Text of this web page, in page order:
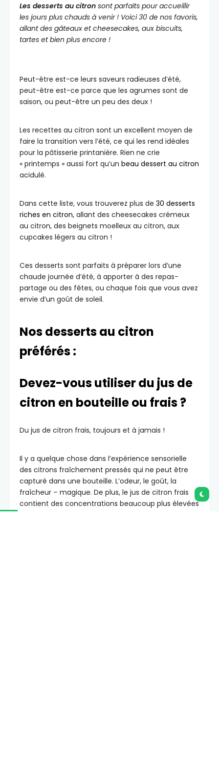
Les desserts au citron sont parfaits pour accueillir
les jours plus chauds à venir ! Voici 30 de nos favoris,
allant des gâteaux et cheesecakes, aux biscuits,
tartes et bien plus encore !
Peut-être est-ce leurs saveurs radieuses d’été,
peut-être est-ce parce que les agrumes sont de
saison, ou peut-être un peu des deux !
Les recettes au citron sont un excellent moyen de
faire la transition vers l’été, ce qui les rend idéales
pour la pâtisserie printanière. Rien ne crie
« printemps » aussi fort qu’un beau dessert au citron
acidulé.
Dans cette liste, vous trouverez plus de 30 desserts
riches en citron, allant des cheesecakes crémeux
au citron, des beignets moelleux au citron, aux
cupcakes légers au citron !
Ces desserts sont parfaits à préparer lors d’une
chaude journée d’été, à apporter à des repas-
partage ou des fêtes, ou chaque fois que vous avez
envie d’un goût de soleil.
Nos desserts au citron
préférés :
Devez-vous utiliser du jus de
citron en bouteille ou frais ?
Du jus de citron frais, toujours et à jamais !
Il y a quelque chose dans l’expérience sensorielle
des citrons fraîchement pressés qui ne peut être
capturé dans une bouteille. L’odeur, le goût, la
fraîcheur – magique. De plus, le jus de citron frais
contient des concentrations beaucoup plus élevées